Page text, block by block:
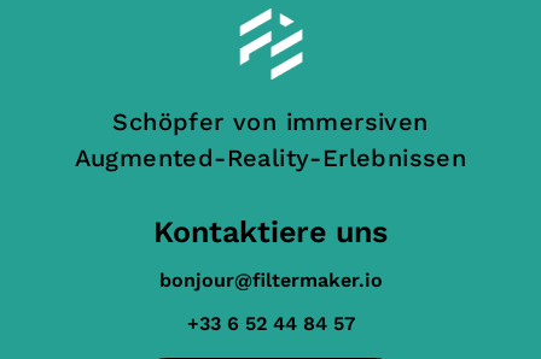
Schöpfer von immersiven
Augmented-Reality-Erlebnissen
Kontaktiere uns
bonjour@filtermaker.io
+33 6 52 44 84 57